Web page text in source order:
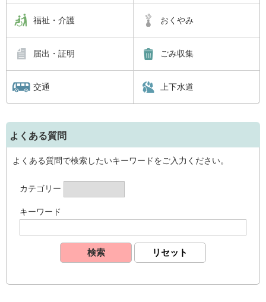
福祉・介護 おくやみ
届出・証明 ごみ収集
交通 上下水道
よくある質問
よくある質問で検索したいキーワードをご入力ください。
カテゴリー
キーワード